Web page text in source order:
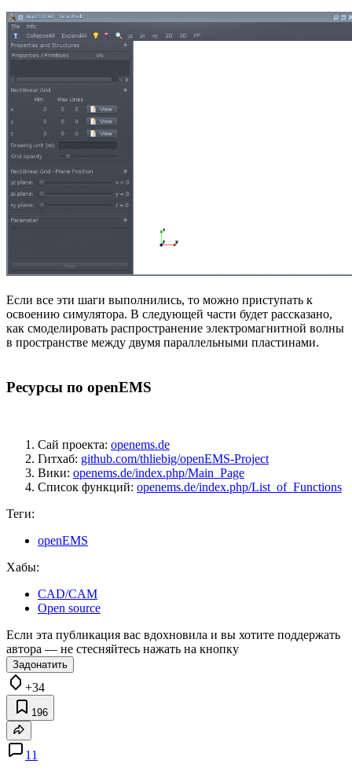
Если все эти шаги выполнились, то можно приступать к
освоению симулятора. В следующей части будет рассказано,
как смоделировать распространение электромагнитной волны
в пространстве между двумя параллельными пластинами.
Реcурсы по openEMS
Сай проекта: openems.de
Гитхаб: github.com/thliebig/openEMS-Project
Вики: openems.de/index.php/Main_Page
Список функций: openems.de/index.php/List_of_Functions
Теги:
openEMS
Хабы:
CAD/CAM
Open source
Если эта публикация вас вдохновила и вы хотите поддержать
автора — не стесняйтесь нажать на кнопку
Задонатить
+34
196
11